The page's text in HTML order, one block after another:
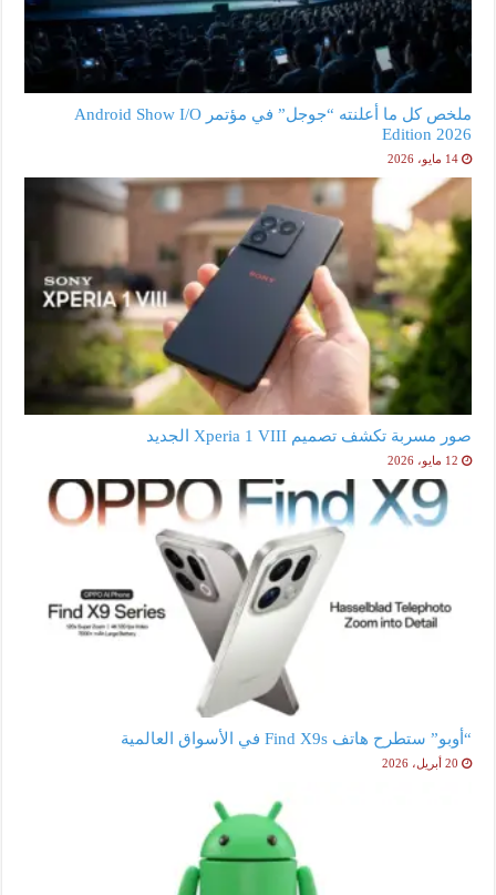
ملخص كل ما أعلنته “جوجل” في مؤتمر Android Show I/O
Edition 2026
14 مايو، 2026
صور مسربة تكشف تصميم Xperia 1 VIII الجديد
12 مايو، 2026
“أوبو” ستطرح هاتف Find X9s في الأسواق العالمية
20 أبريل، 2026